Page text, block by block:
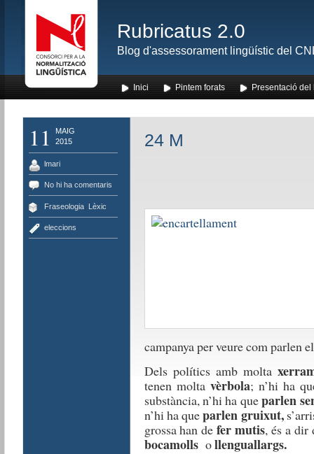
Rubricatus 2.0
Blog d'assessorament lingüístic del
Inici Pintem forats Presentació del
11
MAIG
2015
lmari
No hi ha comentaris
Fraseologia, Lèxic
eleccions
24 M
campanya per veure com parlen
Dels polítics amb molta
tenen molta vèrbola; n’hi ha
substància, n’hi ha queparlen
n’hi ha queparlen gruixut,
grossa han defer mutis, és a dir
bocamollsollenguallargs.